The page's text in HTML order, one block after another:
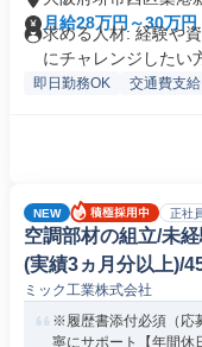
月給28万円～30万円
求める人材: 経験や
にチャレンジしたい
即日勤務OK 交通費支給
NEW 正社
空調部材の組立/未
(実績3ヵ月分以上)/
ミック工業株式会社
※履歴書添付必須（応
寧にサポート【年間休